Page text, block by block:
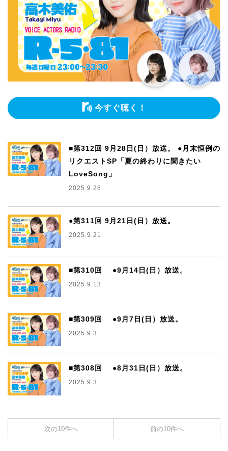
今すぐ聴く！
■第312回 9月28日(日）放送。 ●月末恒例の
リクエストSP「夏の終わりに聞きたい
LoveSong」
2025.9.28
●第311回 9月21日(日）放送。
2025.9.21
■第310回 ●9月14日(日）放送。
2025.9.13
■第309回 ●9月7日(日）放送。
2025.9.3
■第308回 ●8月31日(日）放送。
2025.9.3
次の10件へ 前の10件へ